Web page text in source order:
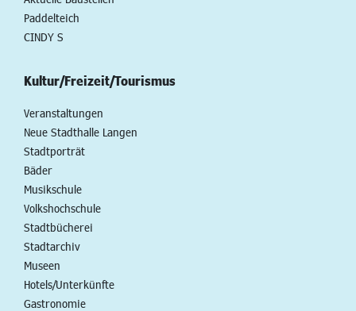
Paddelteich
CINDY S
Kultur/Freizeit/Tourismus
Veranstaltungen
Neue Stadthalle Langen
Stadtporträt
Bäder
Musikschule
Volkshochschule
Stadtbücherei
Stadtarchiv
Museen
Hotels/Unterkünfte
Gastronomie